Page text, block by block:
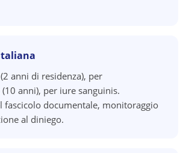
anni di residenza), per
anni), per iure sanguinis.
fascicolo documentale, monitoraggio
al diniego.